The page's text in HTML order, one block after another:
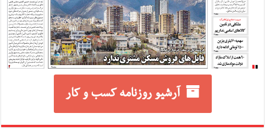
آرشیو روزنامه کسب و کار